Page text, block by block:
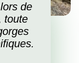
de
toute